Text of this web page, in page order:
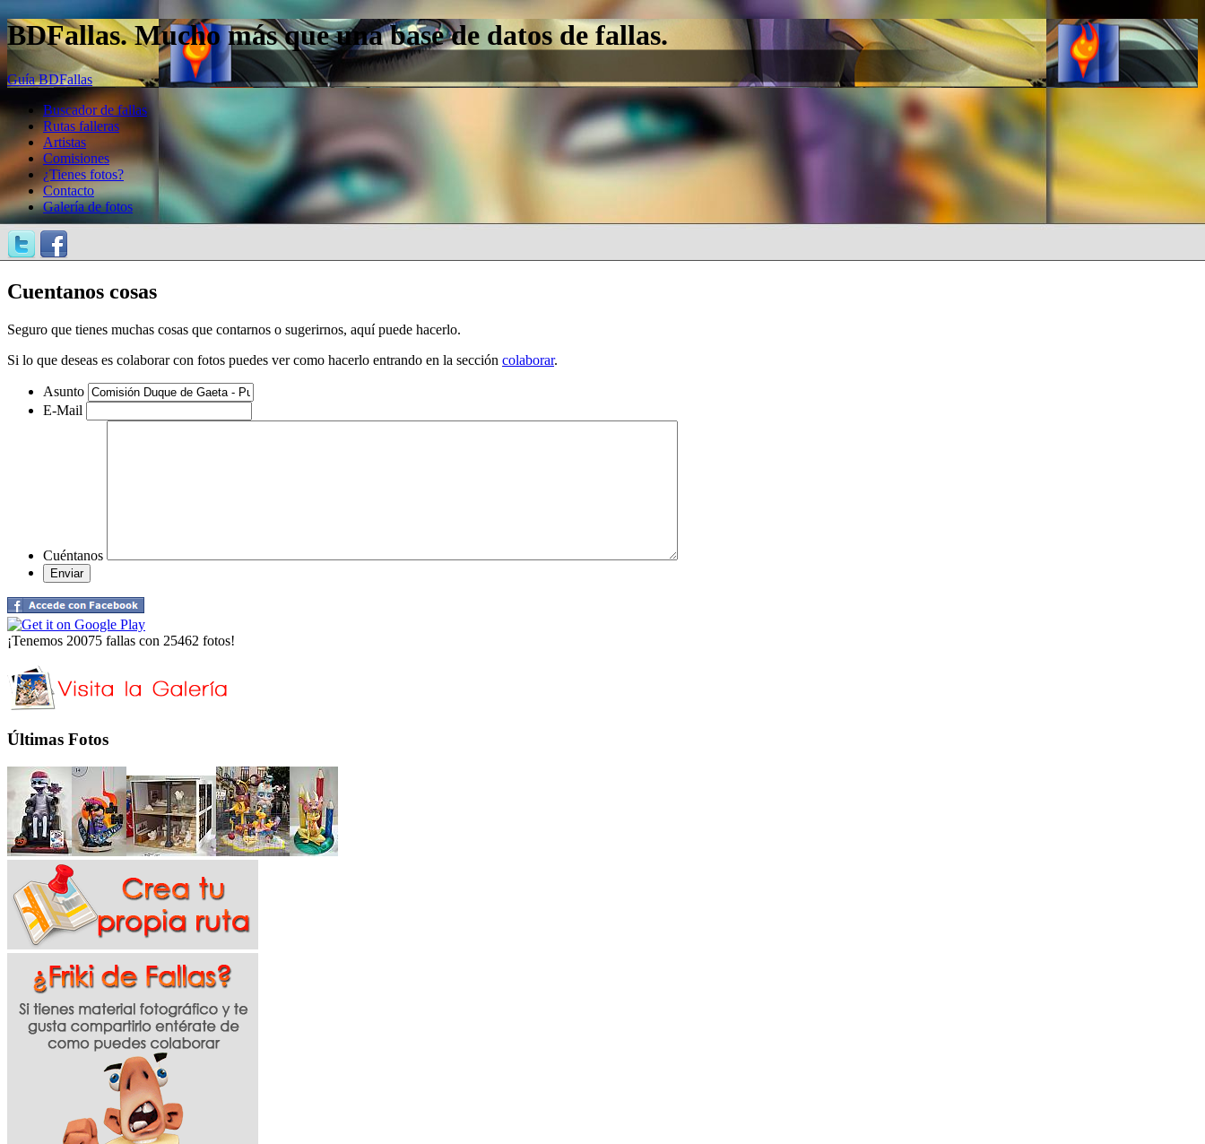
BDFallas. Mucho más que una base de datos de fallas.
Guía BDFallas
Buscador de fallas
Rutas falleras
Artistas
Comisiones
¿Tienes fotos?
Contacto
Galería de fotos
Cuentanos cosas
Seguro que tienes muchas cosas que contarnos o sugerirnos, aquí puede hacerlo.
Si lo que deseas es colaborar con fotos puedes ver como hacerlo entrando en la sección colaborar.
Asunto
E-Mail
Cuéntanos
¡Tenemos 20075 fallas con 25462 fotos!
Últimas Fotos